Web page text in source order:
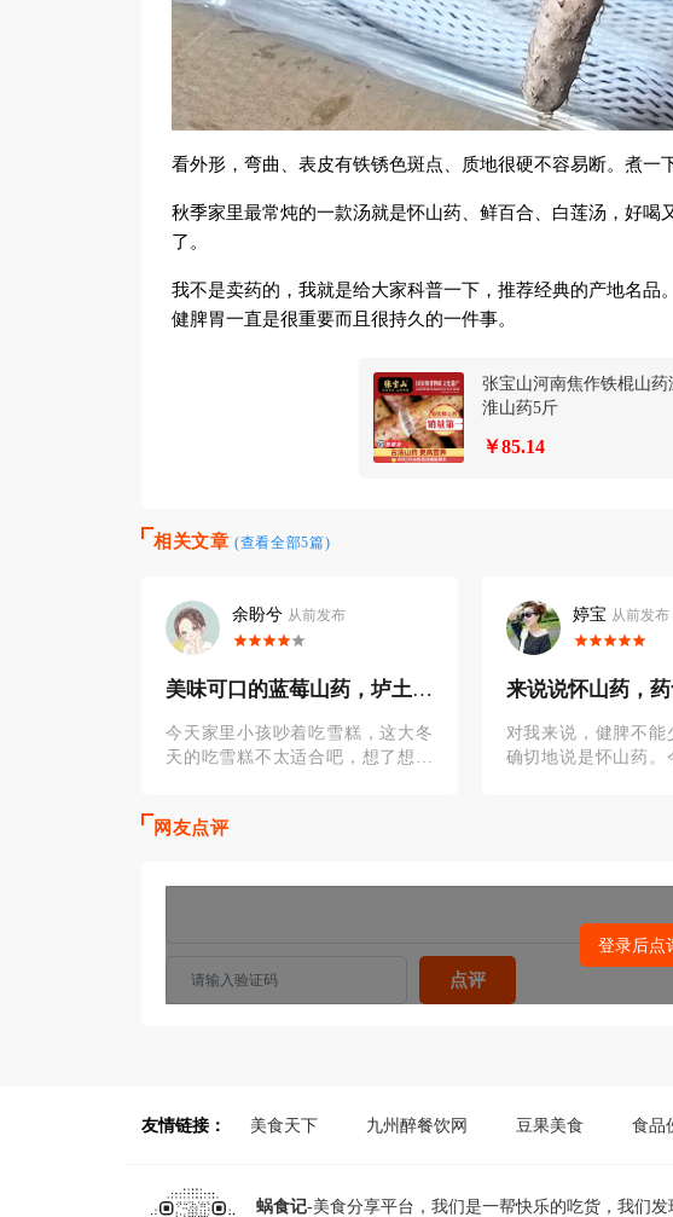
看外形，弯曲、表皮有铁锈色斑点、质地很硬不容易断。煮一
秋季家里最常炖的一款汤就是怀山药、鲜百合、白莲汤，好
了。
我不是卖药的，我就是给大家科普一下，推荐经典的产地名
健脾胃一直是很重要而且很持久的一件事。
张宝山河南焦作铁棍山
淮山药5斤
￥85.14
相关文章 (查看全部5篇)
余盼兮 从前发布
美味可口的蓝莓山药，垆土地
今天家里小孩吵着吃雪糕，这大冬
天的吃雪糕不太适合吧，想了想，
地铁棍山药
婷宝 从前发布
来说说怀山药，
对我来说，健脾不能
确切地说是怀山药。
网友点评
友情链接： 美食天下 九州醉餐饮网 豆果美食 食品
蜗食记-美食分享平台，我们是一帮快乐的吃货，我们